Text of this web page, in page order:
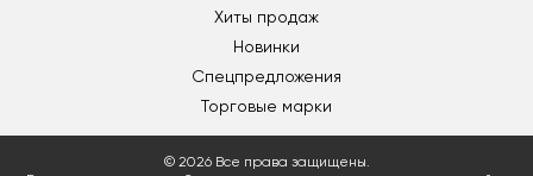
Хиты продаж
Новинки
Спецпредложения
Торговые марки
© 2026 Все права защищены.